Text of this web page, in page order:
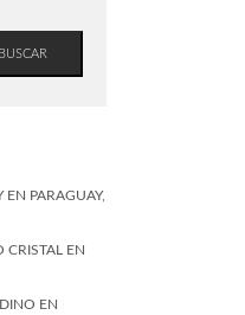
BUSCAR
PARAGUAY,
CRISTAL EN
EN